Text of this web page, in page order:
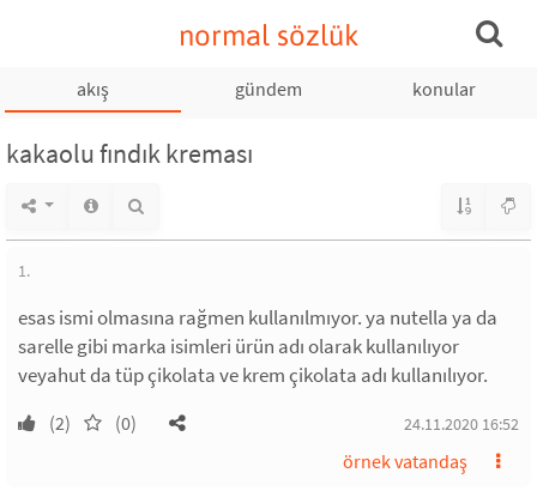
normal sözlük
akış gündem konular
kakaolu fındık kreması
1.
esas ismi olmasına rağmen kullanılmıyor. ya nutella ya da
sarelle gibi marka isimleri ürün adı olarak kullanılıyor
veyahut da tüp çikolata ve krem çikolata adı kullanılıyor.
(2) (0) 24.11.2020 16:52
örnek vatandaş